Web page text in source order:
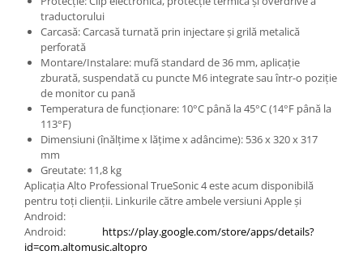
traductorului
Carcasă: Carcasă turnată prin injectare și grilă metalică
perforată
Montare/Instalare: mufă standard de 36 mm, aplicație
zburată, suspendată cu puncte M6 integrate sau într-o poziție
de monitor cu pană
Temperatura de funcționare: 10°C până la 45°C (14°F până la
113°F)
Dimensiuni (înălțime x lățime x adâncime): 536 x 320 x 317
mm
Greutate: 11,8 kg
Aplicația Alto Professional TrueSonic 4 este acum disponibilă
pentru toți clienții. Linkurile către ambele versiuni Apple și
Android:
Android: https://play.google.com/store/apps/details?
id=com.altomusic.altopro